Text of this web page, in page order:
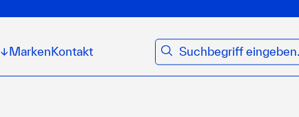
↓ Marken Kontakt suchen